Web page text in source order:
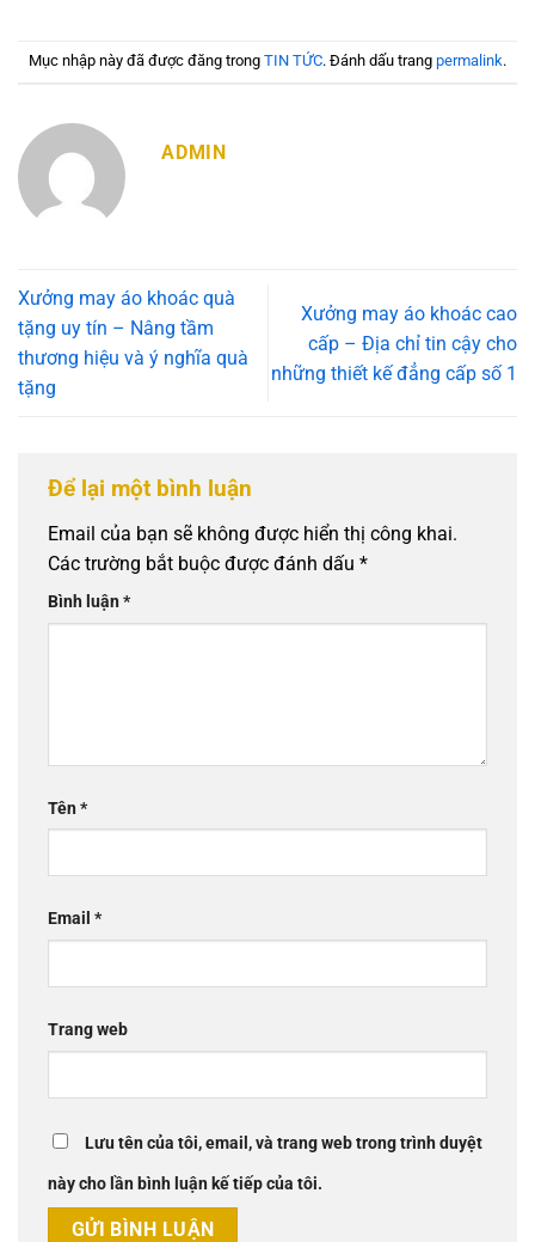
Mục nhập này đã được đăng trong TIN TỨC. Đánh dấu trang permalink.
ADMIN
Xưởng may áo khoác quà
tặng uy tín – Nâng tầm
thương hiệu và ý nghĩa quà
tặng
Xưởng may áo khoác cao
cấp – Địa chỉ tin cậy cho
những thiết kế đẳng cấp số 1
Để lại một bình luận
Email của bạn sẽ không được hiển thị công khai.
Các trường bắt buộc được đánh dấu *
Bình luận*
Tên*
Email *
Trang web
Lưu tên của tôi, email, và trang web trong trình duyệt
này cho lần bình luận kế tiếp của tôi.